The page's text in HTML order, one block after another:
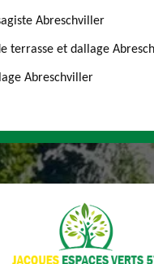
Abreschviller
terrasse et dallage
Abreschviller